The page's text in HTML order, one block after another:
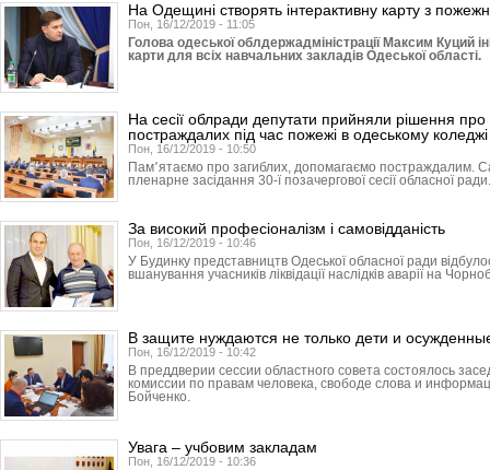
На Одещині створять інтерактивну карту з
Пон, 16/12/2019 - 11:05
Голова одеської облдержадміністрації Максим Куций
карти для всіх навчальних закладів Одеської області.
На сесії облради депутати прийняли рішення про
постраждалих під час пожежі в одеському коледжі
Пон, 16/12/2019 - 10:50
Пам՚ятаємо про загиблих, допомагаємо постраждалим.
пленарне засідання 30-ї позачергової сесії обласної ради.
За високий професіоналізм і самовідданість
Пон, 16/12/2019 - 10:46
У Будинку представництв Одеської обласної ради
вшанування учасників ліквідації наслідків аварії на
В защите нуждаются не только дети и
Пон, 16/12/2019 - 10:42
В преддверии сессии областного совета состоялось
комиссии по правам человека, свободе слова и
Бойченко.
Увага – учбовим закладам
Пон, 16/12/2019 - 10:36